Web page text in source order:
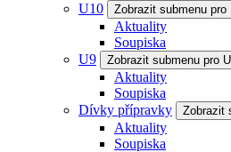
U10
Zobrazit submenu pro
Aktuality
Soupiska
U9
Zobrazit submenu pro
Aktuality
Soupiska
Dívky přípravky
Zobrazit
Aktuality
Soupiska